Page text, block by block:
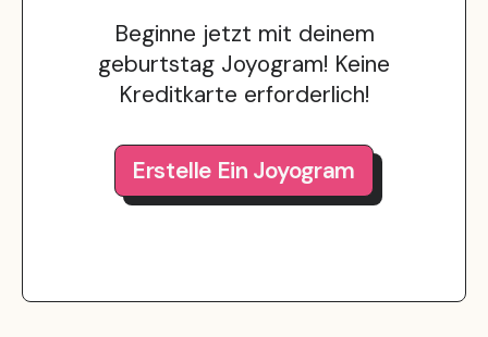
Beginne jetzt mit deinem
geburtstag Joyogram! Keine
Kreditkarte erforderlich!
Erstelle Ein Joyogram